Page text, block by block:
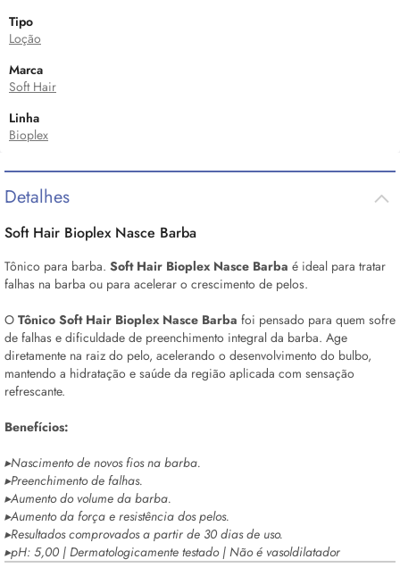
Tipo
Loção
Marca
Soft Hair
Linha
Bioplex
Detalhes
Soft Hair Bioplex Nasce Barba
Tônico para barba. Soft Hair Bioplex Nasce Barba é ideal para tratar
falhas na barba ou para acelerar o crescimento de pelos.
O Tônico Soft Hair Bioplex Nasce Barba foi pensado para quem sofre
de falhas e dificuldade de preenchimento integral da barba. Age
diretamente na raiz do pelo, acelerando o desenvolvimento do bulbo,
mantendo a hidratação e saúde da região aplicada com sensação
refrescante.
Benefícios:
▸Nascimento de novos fios na barba.
▸Preenchimento de falhas.
▸Aumento do volume da barba.
▸Aumento da força e resistência dos pelos.
▸Resultados comprovados a partir de 30 dias de uso.
▸pH: 5,00 | Dermatologicamente testado | Não é vasoldilatador